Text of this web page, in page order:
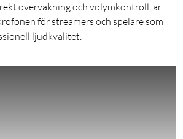
övervakning och volymkontroll, är
för streamers och spelare som
ljudkvalitet.